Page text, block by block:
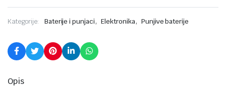
Kategorije: Baterije i punjaci, Elektronika, Punjive baterije
Opis